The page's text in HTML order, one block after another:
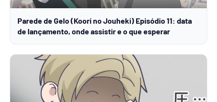
Parede de Gelo (Koori no Jouheki) Episódio 11: data
de lançamento, onde assistir e o que esperar